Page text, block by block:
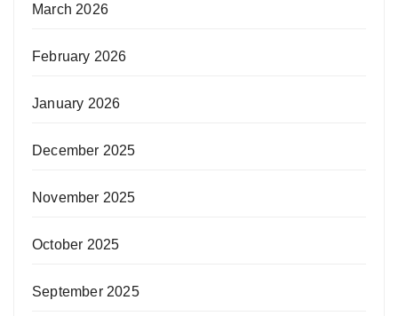
March 2026
February 2026
January 2026
December 2025
November 2025
October 2025
September 2025